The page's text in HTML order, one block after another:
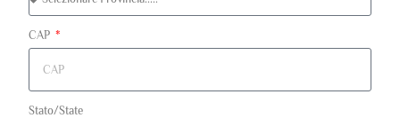
CAP
Stato/State